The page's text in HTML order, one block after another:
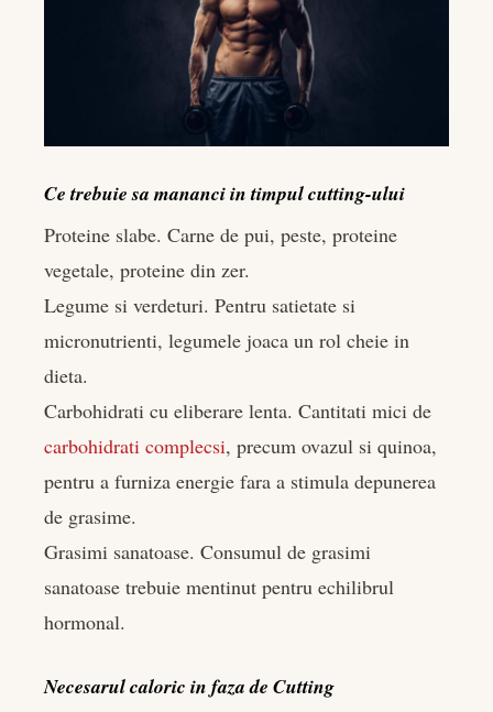
Ce trebuie sa mananci in timpul cutting-ului
Proteine slabe. Carne de pui, peste, proteine
vegetale, proteine din zer.
Legume si verdeturi. Pentru satietate si
micronutrienti, legumele joaca un rol cheie in
dieta.
Carbohidrati cu eliberare lenta. Cantitati mici de
carbohidrati complecsi, precum ovazul si quinoa,
pentru a furniza energie fara a stimula depunerea
de grasime.
Grasimi sanatoase. Consumul de grasimi
sanatoase trebuie mentinut pentru echilibrul
hormonal.
Necesarul caloric in faza de Cutting